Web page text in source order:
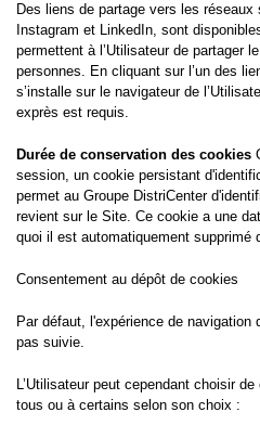
Des liens de partage vers les
Instagram et LinkedIn, sont
permettent à l’Utilisateur de partager
personnes. En cliquant sur l’un des
s’installe sur le navigateur de
exprès est requis.
Durée de conservation des cookies
session, un cookie persistant
permet au Groupe DistriCenter
revient sur le Site. Ce cookie a une
quoi il est automatiquement supprimé
Consentement au dépôt de cookies
Par défaut, l'expérience de navigation
pas suivie.
L’Utilisateur peut cependant choisir
tous ou à certains selon son choix :